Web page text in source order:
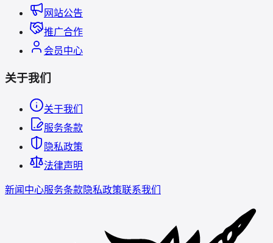
网站公告
推广合作
会员中心
关于我们
关于我们
服务条款
隐私政策
法律声明
新闻中心服务条款隐私政策联系我们